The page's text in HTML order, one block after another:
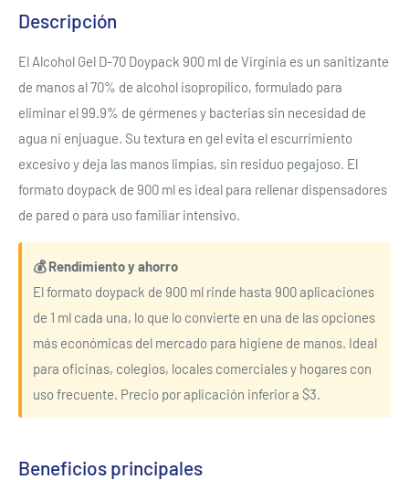
Descripción
El Alcohol Gel D-70 Doypack 900 ml de Virginia es un sanitizante
de manos al 70% de alcohol isopropílico, formulado para
eliminar el 99.9% de gérmenes y bacterias sin necesidad de
agua ni enjuague. Su textura en gel evita el escurrimiento
excesivo y deja las manos limpias, sin residuo pegajoso. El
formato doypack de 900 ml es ideal para rellenar dispensadores
de pared o para uso familiar intensivo.
💰 Rendimiento y ahorro
El formato doypack de 900 ml rinde hasta 900 aplicaciones
de 1 ml cada una, lo que lo convierte en una de las opciones
más económicas del mercado para higiene de manos. Ideal
para oficinas, colegios, locales comerciales y hogares con
uso frecuente. Precio por aplicación inferior a $3.
Beneficios principales